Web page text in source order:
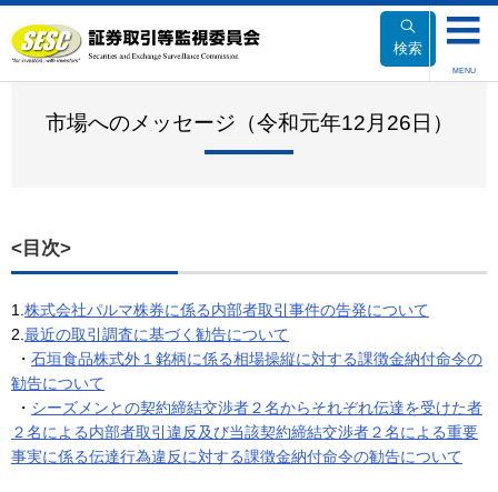
文
へ
検索
MENU
市場へのメッセージ（令和元年12月26日）
<目次>
1.株式会社パルマ株券に係る内部者取引事件の告発について
2.最近の取引調査に基づく勧告について
・ 石垣食品株式外１銘柄に係る相場操縦に対する課徴金納付命令の
勧告について
・ シーズメンとの契約締結交渉者２名からそれぞれ伝達を受けた者
２名による内部者取引違反及び当該契約締結交渉者２名による重要
事実に係る伝達行為違反に対する課徴金納付命令の勧告について